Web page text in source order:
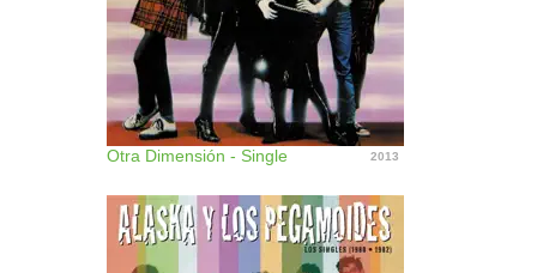
Otra Dimensión - Single 2013